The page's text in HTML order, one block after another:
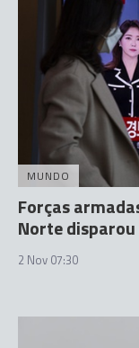
MUNDO
Forças
Norte
2 Nov 07:30